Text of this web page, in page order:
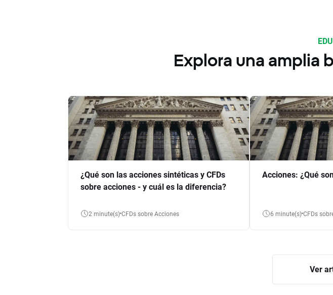
Explora una amplia
¿Qué son las acciones sintéticas y CFDs
sobre acciones - y cuál es la diferencia?
2 minute(s) CFDs sobre Acciones
Acciones: ¿Qué
6 minute(s) CFDs
Ver